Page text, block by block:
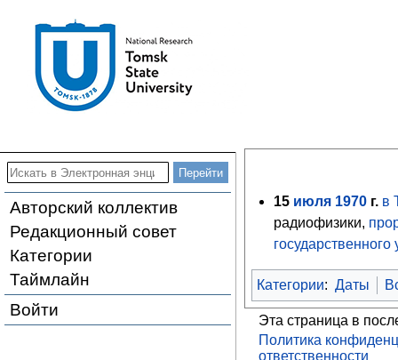
Авторский коллектив
Редакционный совет
Категории
Таймлайн
Войти
15 июля 1970 г. в
радиофизики,
государственного
Категории: Даты
Эта страница в
Политика
ответственности